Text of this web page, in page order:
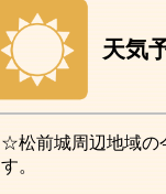
天気
☆松前城周辺地域の
す。